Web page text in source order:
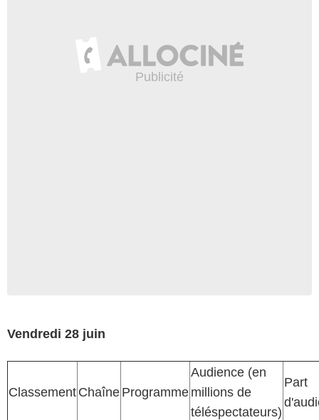
Vendredi 28 juin
Classement Chaîne Programme
Audience (en
millions de
téléspectateurs)
Part